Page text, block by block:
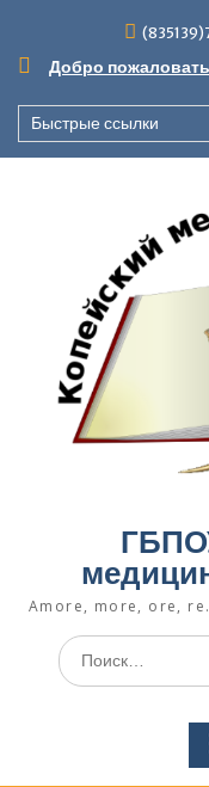
содержимому
Добро
Быстрые ссылки
Amore, more, ore,
Поиск
по: